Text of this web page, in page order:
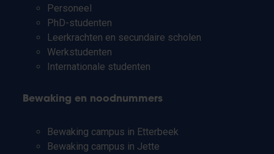
Personeel
PhD-studenten
Leerkrachten en secundaire scholen
Werkstudenten
Internationale studenten
Bewaking en noodnummers
Bewaking campus in Etterbeek
Bewaking campus in Jette